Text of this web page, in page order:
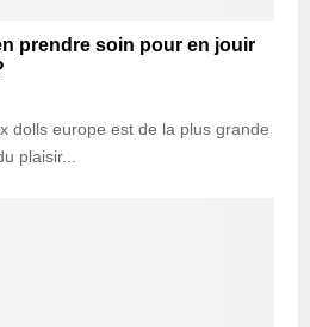
prendre soin pour en jouir
dolls europe est de la plus grande
plaisir...